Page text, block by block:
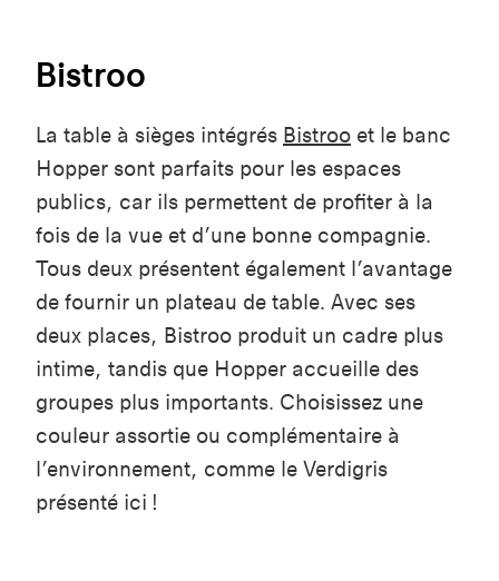
Bistroo
La table à sièges intégrés Bistroo et le banc
Hopper sont parfaits pour les espaces
publics, car ils permettent de profiter à la
fois de la vue et d’une bonne compagnie.
Tous deux présentent également l’avantage
de fournir un plateau de table. Avec ses
deux places, Bistroo produit un cadre plus
intime, tandis que Hopper accueille des
groupes plus importants. Choisissez une
couleur assortie ou complémentaire à
l’environnement, comme le Verdigris
présenté ici !